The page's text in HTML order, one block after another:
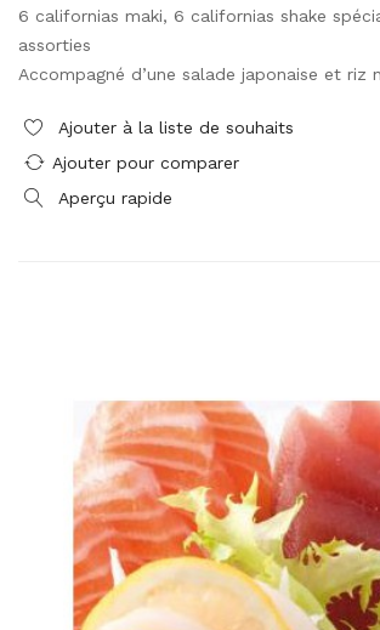
6 californias maki, 6 californias shake
assorties
Accompagné d’une salade japonaise et riz
Ajouter à la liste de souhaits
Ajouter pour comparer
Aperçu rapide